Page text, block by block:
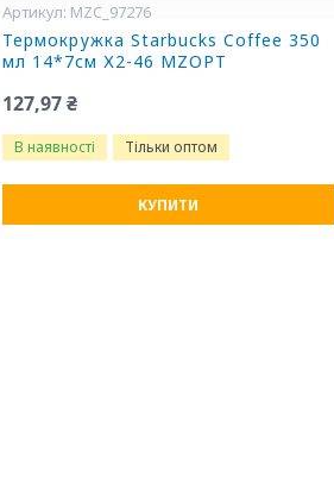
MZC_97276
Термокружка Starbucks Coffee 350
мл 14*7см Х2-46 MZOPT
127,97 ₴
В наявності Тільки оптом
КУПИТИ